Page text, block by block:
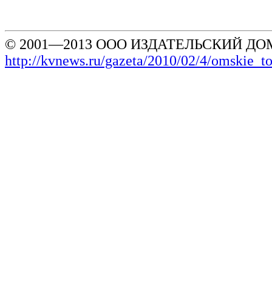
© 2001—2013 ООО ИЗДАТЕЛЬСКИЙ
http://kvnews.ru/gazeta/2010/02/4/